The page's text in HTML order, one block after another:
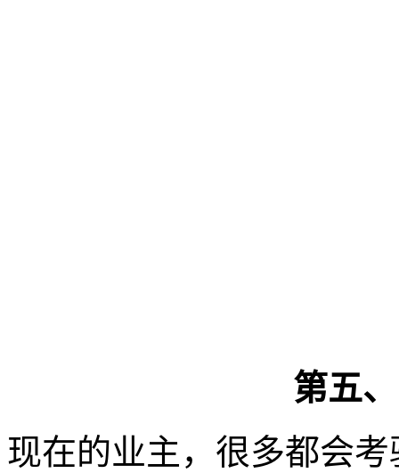
第五
现在的业主，很多都会